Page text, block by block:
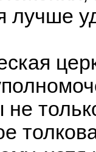
лучше
не